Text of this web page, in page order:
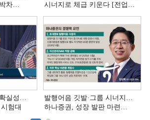
차
시너지로 체급 키운다 [전업계
실성…
험대
발행어음 깃발·그룹 시너지…
하나증권, 성장 발판 마련